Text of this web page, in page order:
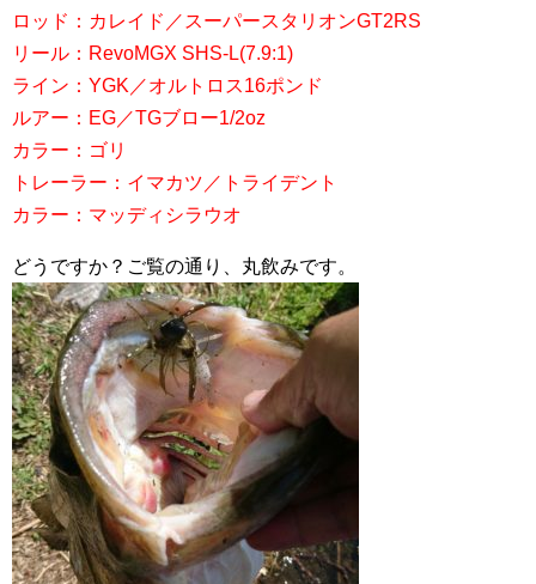
ロッド：カレイド／スーパースタリオンGT2RS
リール：RevoMGX SHS-L(7.9:1)
ライン：YGK／オルトロス16ポンド
ルアー：EG／TGブロー1/2oz
カラー：ゴリ
トレーラー：イマカツ／トライデント
カラー：マッディシラウオ
どうですか？ご覧の通り、丸飲みです。